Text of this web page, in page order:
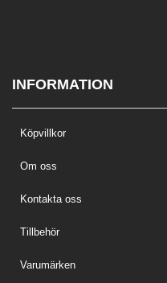
INFORMATION
Köpvillkor
Om oss
Kontakta oss
Tillbehör
Varumärken